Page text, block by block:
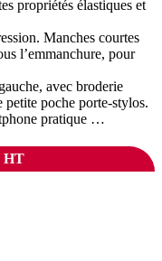
propriétés élastiques et
Manches courtes
l’emmanchure, pour
avec broderie
poche porte-stylos.
pratique …
HT